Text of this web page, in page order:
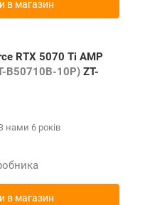
в магазин
RTX 5070 Ti AMP
B50710B-10P) ZT-
нами 6 років
в магазин